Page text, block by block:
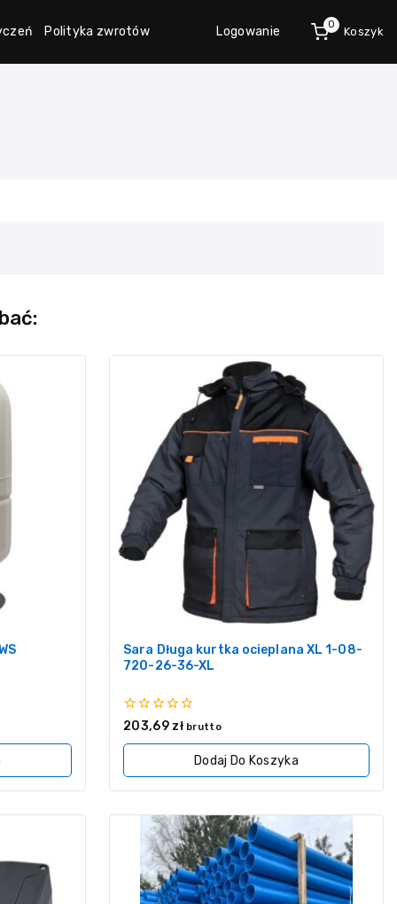
Polityka zwrotów Logowanie 0
Koszyk
Sara Długa kurtka ocieplana XL 1-08-
720-26-36-XL
0
5
203,69 zł brutto
Dodaj Do Koszyka